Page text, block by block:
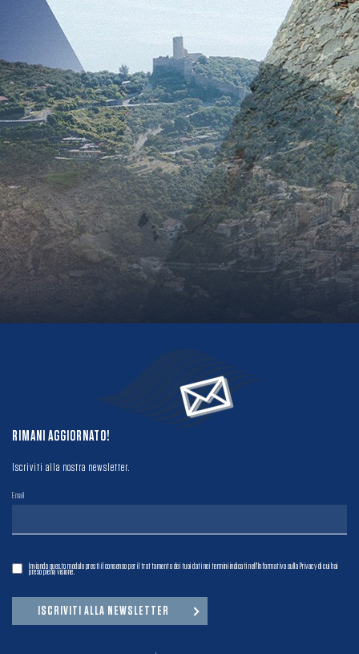
RIMANI AGGIORNATO!
Iscriviti alla nostra newsletter.
Email
Inviando questo modulo presti il consenso per il trattamento dei tuoi dati nei termini indicati nell'Informativa sulla Privacy di cui hai
preso piena visione.